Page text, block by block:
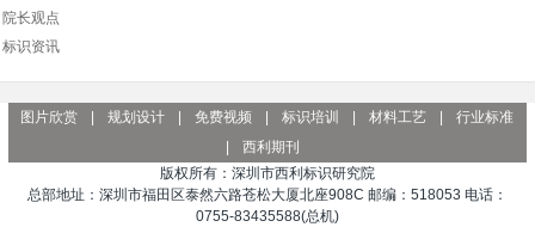
院长观点
标识资讯
图片欣赏 | 规划设计 | 免费视频 | 标识培训 | 材料工艺 |
行业标准
|
西利期刊
版权所有：深圳市西利标识研究院
总部地址：深圳市福田区泰然六路苍松大厦北座908C 邮编：518053 电话：
0755-83435588(总机)